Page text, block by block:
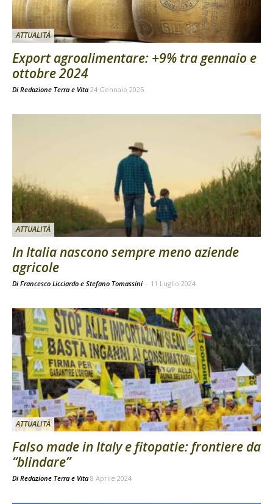
ATTUALITÀ
Export agroalimentare: +9% tra gennaio e
ottobre 2024
Di Redazione Terra e Vita 24 Gennaio 2025
ATTUALITÀ
In Italia nascono sempre meno aziende
agricole
Di Francesco Licciardo e Stefano Tomassini - 11 Luglio 2024
ATTUALITÀ
Falso made in Italy e fitopatie: frontiere da
“blindare”
Di Redazione Terra e Vita 8 Aprile 2024